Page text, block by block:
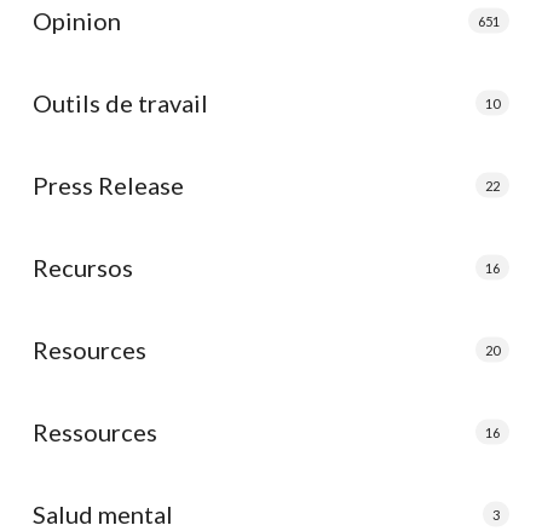
Opinion 651
Outils de travail 10
Press Release 22
Recursos 16
Resources 20
Ressources 16
Salud mental 3